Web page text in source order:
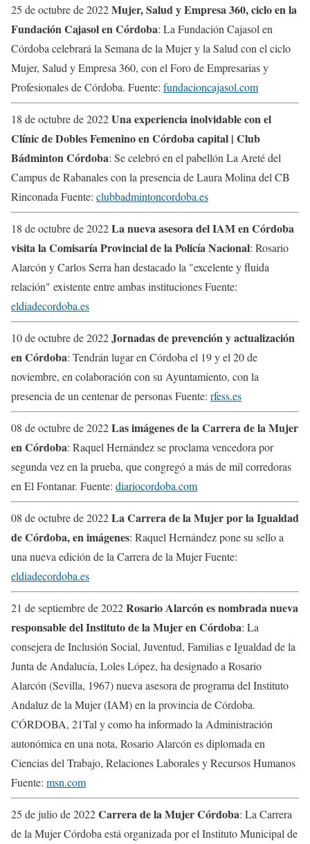
25 de octubre de 2022Mujer, Salud y Empresa 360, ciclo en la
Fundación Cajasol en Córdoba: La Fundación Cajasol en
Córdoba celebrará la Semana de la Mujer y la Salud con el ciclo
Mujer, Salud y Empresa 360, con el Foro de Empresarias y
Profesionales de Córdoba. Fuente: fundacioncajasol.com
18 de octubre de 2022Una experiencia inolvidable con el
Clínic de Dobles Femenino en Córdoba capital | Club
Bádminton Córdoba: Se celebró en el pabellón La Areté del
Campus de Rabanales con la presencia de Laura Molina del CB
Rinconada Fuente: clubbadmintoncordoba.es
18 de octubre de 2022La nueva asesora del IAM en Córdoba
visita la Comisaría Provincial de la Policía Nacional: Rosario
Alarcón y Carlos Serra han destacado la "excelente y fluida
relación" existente entre ambas instituciones Fuente:
eldiadecordoba.es
10 de octubre de 2022Jornadas de prevención y actualización
en Córdoba: Tendrán lugar en Córdoba el 19 y el 20 de
noviembre, en colaboración con su Ayuntamiento, con la
presencia de un centenar de personas Fuente: rfess.es
08 de octubre de 2022Las imágenes de la Carrera de la Mujer
en Córdoba: Raquel Hernández se proclama vencedora por
segunda vez en la prueba, que congregó a más de mil corredoras
en El Fontanar. Fuente: diariocordoba.com
08 de octubre de 2022La Carrera de la Mujer por la Igualdad
de Córdoba, en imágenes: Raquel Hernández pone su sello a
una nueva edición de la Carrera de la Mujer Fuente:
eldiadecordoba.es
21 de septiembre de 2022Rosario Alarcón es nombrada nueva
responsable del Instituto de la Mujer en Córdoba: La
consejera de Inclusión Social, Juventud, Familias e Igualdad de la
Junta de Andalucía, Loles López, ha designado a Rosario
Alarcón (Sevilla, 1967) nueva asesora de programa del Instituto
Andaluz de la Mujer (IAM) en la provincia de Córdoba.
CÓRDOBA, 21Tal y como ha informado la Administración
autonómica en una nota, Rosario Alarcón es diplomada en
Ciencias del Trabajo, Relaciones Laborales y Recursos Humanos
Fuente: msn.com
25 de julio de 2022Carrera de la Mujer Córdoba: La Carrera
de la Mujer Córdoba está organizada por el Instituto Municipal de